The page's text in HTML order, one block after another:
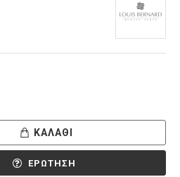
ΚΑΛΆΘΙ
ΕΡΏΤΗΣΗ